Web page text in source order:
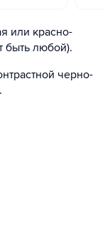
или красно-
быть любой).
черно-